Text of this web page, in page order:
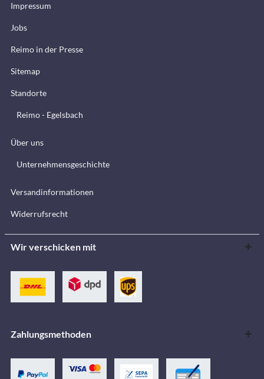
Impressum
Jobs
Reimo in der Presse
Sitemap
Standorte
Reimo - Egelsbach
Über uns
Unternehmensgeschichte
Versandinformationen
Widerrufsrecht
Wir verschicken mit
Zahlungsmethoden